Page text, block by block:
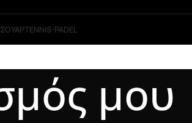
TENNIS-PADEL
μου